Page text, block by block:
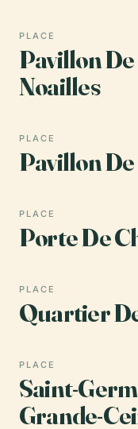
PLACE
Pavillon
Noailles
PLACE
Pavillon
PLACE
Porte De
PLACE
Quartier
PLACE
Saint-
Grande-